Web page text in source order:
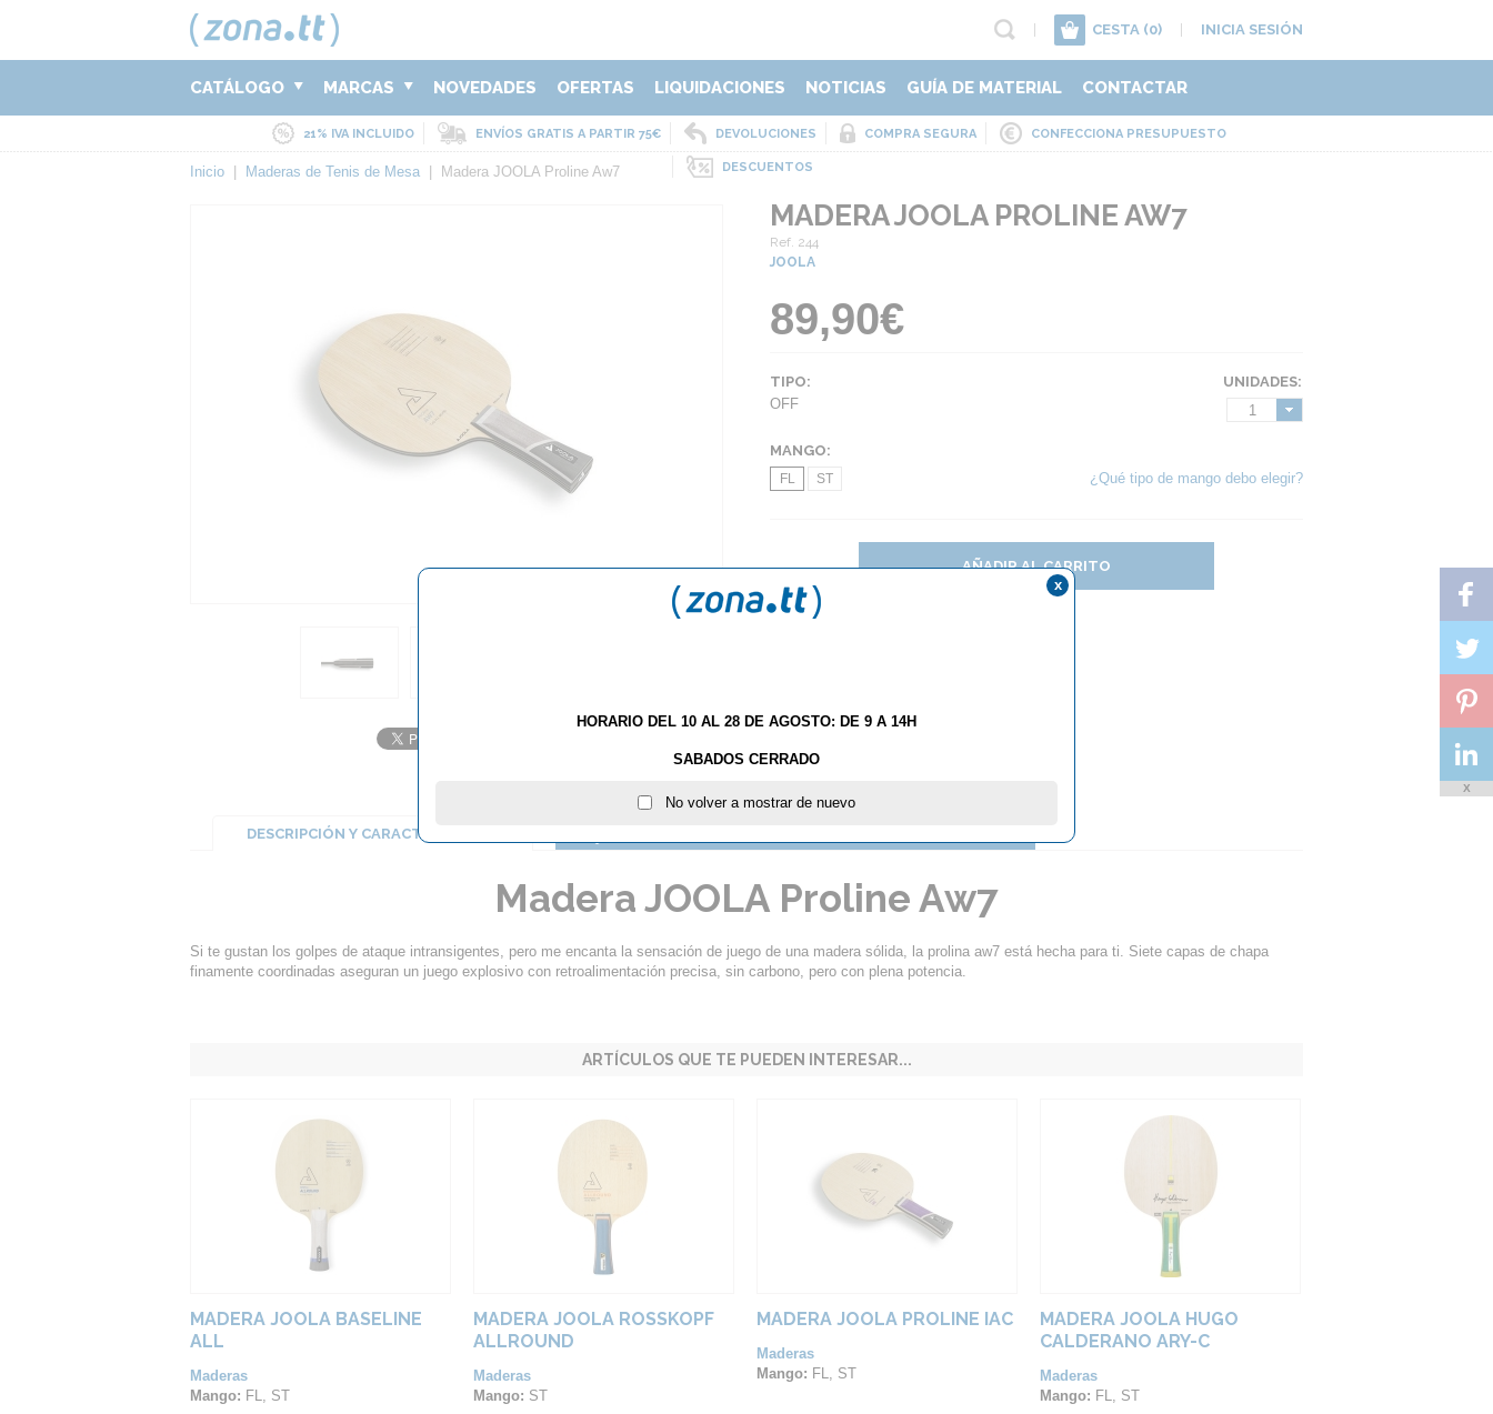
CESTA (0) INICIA SESIÓN
CATÁLOGO MARCAS NOVEDADES OFERTAS LIQUIDACIONES NOTICIAS GUÍA DE MATERIAL CONTACTAR
21% IVA INCLUIDO ENVÍOS GRATIS A PARTIR 75€ DEVOLUCIONES COMPRA SEGURA CONFECCIONA PRESUPUESTO
DESCUENTOS
Inicio Maderas de Tenis de Mesa Madera JOOLA Proline Aw7
MADERA JOOLA PROLINE AW7
Ref. 244
JOOLA
89,90€
UNIDADES:
1
TIPO:
OFF
MANGO:
FL ST ¿Qué tipo de mango debo elegir?
AÑADIR AL CARRITO
DESCRIPCIÓN Y CARACTERÍSTICAS
Madera JOOLA Proline Aw7
Si te gustan los golpes de ataque intransigentes, pero me encanta la sensación de juego de una madera sólida, la prolina aw7 está hecha para ti. Siete capas de chapa
finamente coordinadas aseguran un juego explosivo con retroalimentación precisa, sin carbono, pero con plena potencia.
ARTÍCULOS QUE TE PUEDEN INTERESAR...
MADERA JOOLA BASELINE
ALL
Maderas
Mango: FL, ST
MADERA JOOLA ROSSKOPF
ALLROUND
Maderas
Mango: ST
MADERA JOOLA PROLINE IAC
Maderas
Mango: FL, ST
MADERA JOOLA HUGO
CALDERANO ARY-C
Maderas
Mango: FL, ST
HORARIO DEL 10 AL 28 DE AGOSTO: DE 9 A 14H
SABADOS CERRADO
No volver a mostrar de nuevo
x
X